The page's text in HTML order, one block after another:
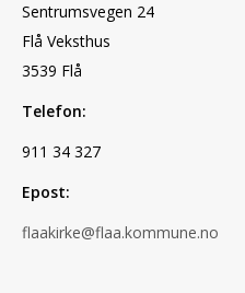
Sentrumsvegen 24
Flå Veksthus
3539 Flå
Telefon:
911 34 327
Epost:
flaakirke@flaa.kommune.no